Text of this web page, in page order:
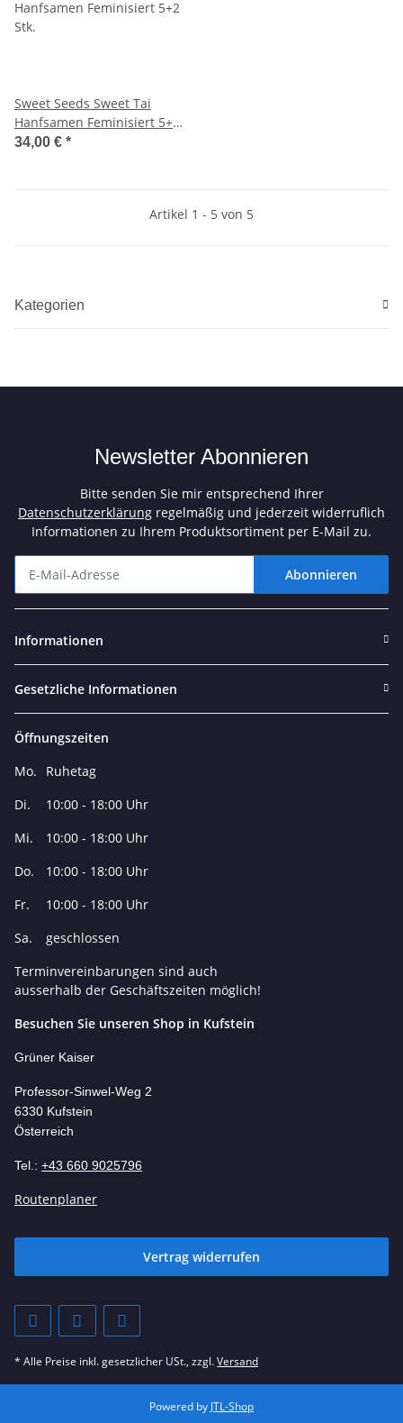
Sweet Seeds Sweet Tai
Hanfsamen Feminisiert 5+2
Stk.
34,00 € *
Artikel 1 - 5 von 5
Kategorien
Newsletter Abonnieren
Bitte senden Sie mir entsprechend Ihrer
Datenschutzerklärung regelmäßig und jederzeit widerruflich
Informationen zu Ihrem Produktsortiment per E-Mail zu.
Abonnieren
Informationen
Gesetzliche Informationen
Öffnungszeiten
Mo.
Ruhetag
Di.
10:00 - 18:00 Uhr
Mi.
10:00 - 18:00 Uhr
Do.
10:00 - 18:00 Uhr
Fr.
10:00 - 18:00 Uhr
Sa.
geschlossen
Terminvereinbarungen sind auch
ausserhalb der Geschäftszeiten möglich!
Besuchen Sie unseren Shop in Kufstein
Grüner Kaiser
Professor-Sinwel-Weg 2
6330 Kufstein
Österreich
Tel.: +43 660 9025796
Routenplaner
Vertrag widerrufen
* Alle Preise inkl. gesetzlicher USt., zzgl.Versand
Powered by JTL-Shop